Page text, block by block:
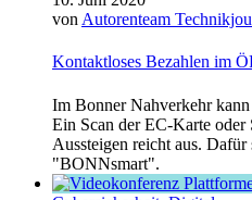
von Autorenteam
Kontaktloses Bezahlen im
Im Bonner Nahverkehr
Ein Scan der EC-Karte oder
Aussteigen reicht aus.
"BONNsmart".